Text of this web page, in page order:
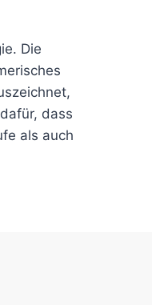
Die
dass
als auch